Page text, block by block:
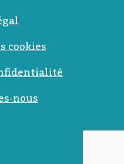
cookies
nous